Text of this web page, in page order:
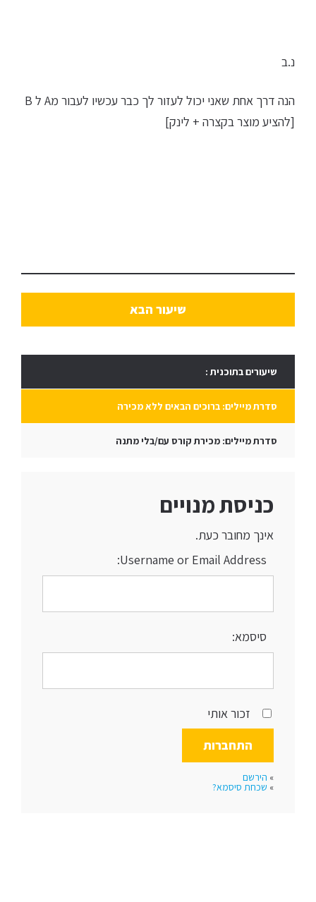
נ.ב
הנה דרך אחת שאני יכול לעזור לך כבר עכשיו לעבור מA ל B
[להציע מוצר בקצרה + לינק]
שיעור הבא
שיעורים בתוכנית :
סדרת מיילים: ברוכים הבאים ללא מכירה
סדרת מיילים: מכירת קורס עם/בלי מתנה
כניסת מנויים
אינך מחובר כעת.
Username or Email Address:
סיסמא:
זכור אותי
» הירשם
» שכחת סיסמא?